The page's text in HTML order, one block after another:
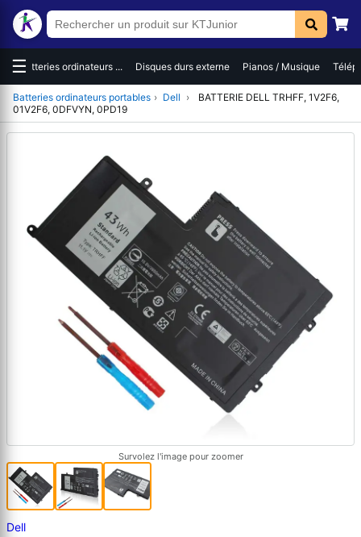
☰Batteries ordinateurs ... Disques durs externe Pianos / Musique
Batteries ordinateurs portables › Dell ›
BATTERIE DELL TRHFF, 1V2F6,
01V2F6, 0DFVYN, 0PD19
Survolez l'image pour zoomer
Dell